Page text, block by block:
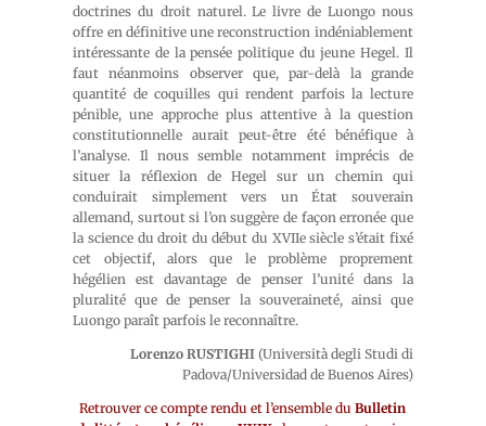
doctrines du droit naturel. Le livre de Luongo nous
offre en définitive une reconstruction indéniablement
intéressante de la pensée politique du jeune Hegel. Il
faut néanmoins observer que, par-delà la grande
quantité de coquilles qui rendent parfois la lecture
pénible, une approche plus attentive à la question
constitutionnelle aurait peut-être été bénéfique à
l’analyse. Il nous semble notamment imprécis de
situer la réflexion de Hegel sur un chemin qui
conduirait simplement vers un État souverain
allemand, surtout si l’on suggère de façon erronée que
la science du droit du début du XVIIe siècle s’était fixé
cet objectif, alors que le problème proprement
hégélien est davantage de penser l’unité dans la
pluralité que de penser la souveraineté, ainsi que
Luongo paraît parfois le reconnaître.
Lorenzo RUSTIGHI(Università degli Studi di
Padova/Universidad de Buenos Aires)
Retrouver ce compte rendu et l’ensemble duBulletin